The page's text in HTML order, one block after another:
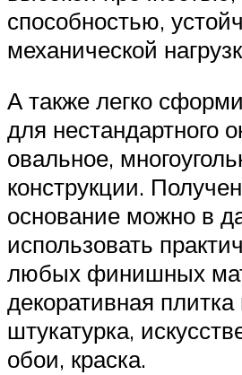
способностью,
механической
А также легко
для нестандартного
овальное,
конструкции.
основание можно в
использовать
любых финишных
декоративная плитка
штукатурка,
обои, краска.